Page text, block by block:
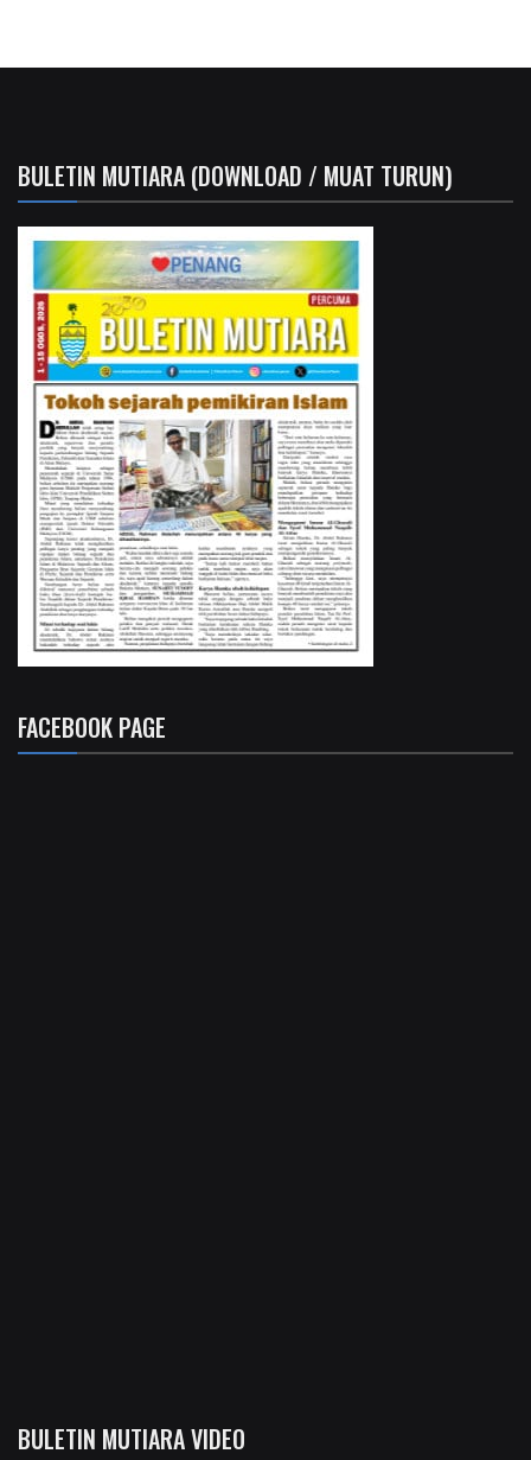
BULETIN MUTIARA (DOWNLOAD / MUAT TURUN)
FACEBOOK PAGE
BULETIN MUTIARA VIDEO